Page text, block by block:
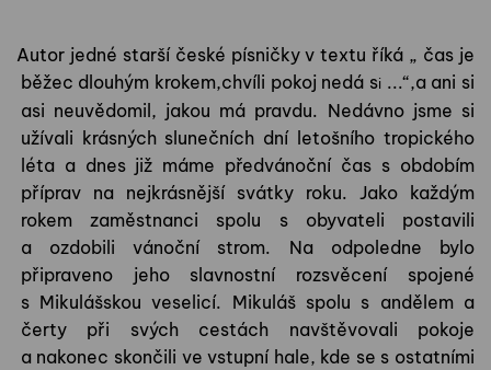
Autor jedné starší české písničky v textu říká „ čas je
běžec dlouhým krokem,chvíli pokoj nedá si ...“,a ani si
asi neuvědomil, jakou má pravdu. Nedávno jsme si
užívali krásných slunečních dní letošního tropického
léta a dnes již máme předvánoční čas s obdobím
příprav na nejkrásnější svátky roku. Jako každým
rokem zaměstnanci spolu s obyvateli postavili
a ozdobili vánoční strom. Na odpoledne bylo
připraveno jeho slavnostní rozsvěcení spojené
s Mikulášskou veselicí. Mikuláš spolu s andělem a
čerty při svých cestách navštěvovali pokoje
a nakonec skončili ve vstupní hale, kde se s ostatními